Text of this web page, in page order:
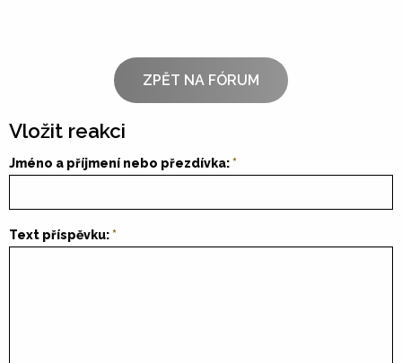
ZPĚT NA FÓRUM
Vložit reakci
Jméno a příjmení nebo přezdívka:
Text příspěvku: